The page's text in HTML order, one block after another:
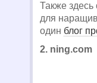
Также здесь
для
один блог
2. ning.com